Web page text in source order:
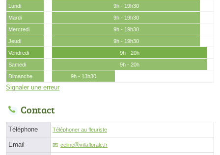
Lundi
9h - 19h30
Mardi
9h - 19h30
Mercredi
9h - 19h30
Jeudi
9h - 19h30
Vendredi
9h - 20h
Samedi
9h - 20h
Dimanche
9h - 13h30
Signaler une erreur
Contact
Téléphone Téléphoner au fleuriste
Email celineⓐvillaflorale.fr